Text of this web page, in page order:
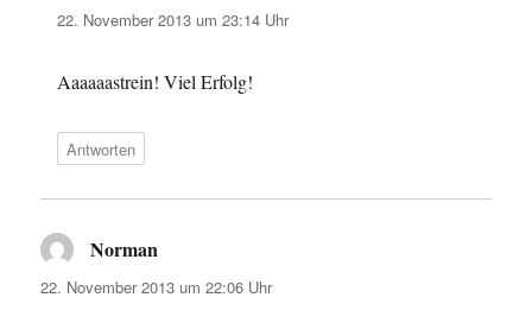
22. November 2013 um 23:14 Uhr
Aaaaaastrein! Viel Erfolg!
Antworten
Norman
22. November 2013 um 22:06 Uhr